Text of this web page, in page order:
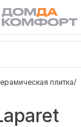
плитка